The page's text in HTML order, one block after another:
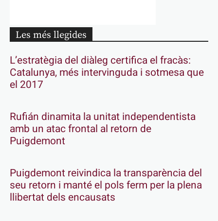
Les més llegides
L’estratègia del diàleg certifica el fracàs:
Catalunya, més intervinguda i sotmesa que
el 2017
Rufián dinamita la unitat independentista
amb un atac frontal al retorn de
Puigdemont
Puigdemont reivindica la transparència del
seu retorn i manté el pols ferm per la plena
llibertat dels encausats